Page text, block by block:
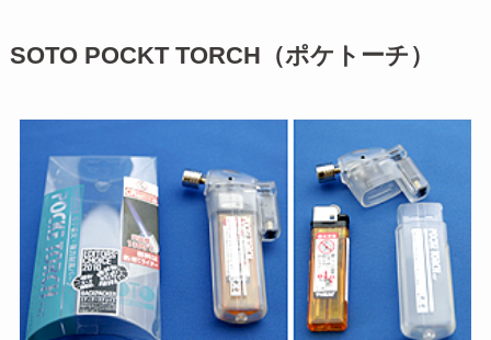
SOTO POCKT TORCH（ポケトーチ）